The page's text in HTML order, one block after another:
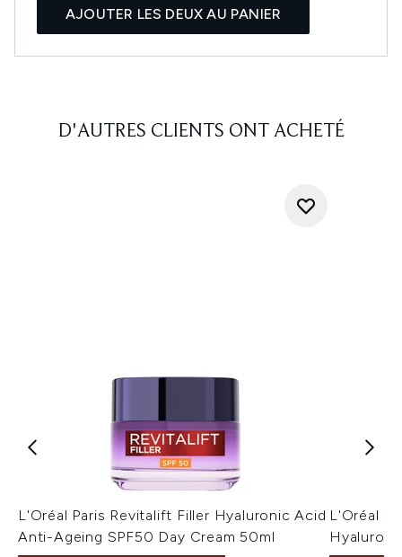
AJOUTER LES DEUX AU PANIER
D'AUTRES CLIENTS ONT ACHETÉ
L'Oréal Paris Revitalift Filler Hyaluronic Acid
Anti-Ageing SPF50 Day Cream 50ml
L'Oréal